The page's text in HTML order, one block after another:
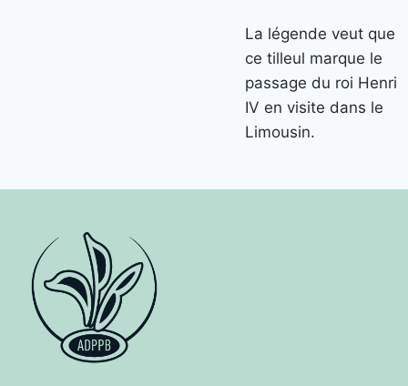
La légende veut que
ce tilleul marque le
passage du roi Henri
IV en visite dans le
Limousin.